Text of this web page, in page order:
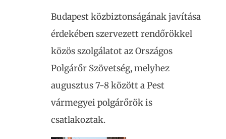
Budapest közbiztonságának javítása
érdekében szervezett rendőrökkel
közös szolgálatot az Országos
Polgárőr Szövetség, melyhez
augusztus 7-8 között a Pest
vármegyei polgárőrök is
csatlakoztak.